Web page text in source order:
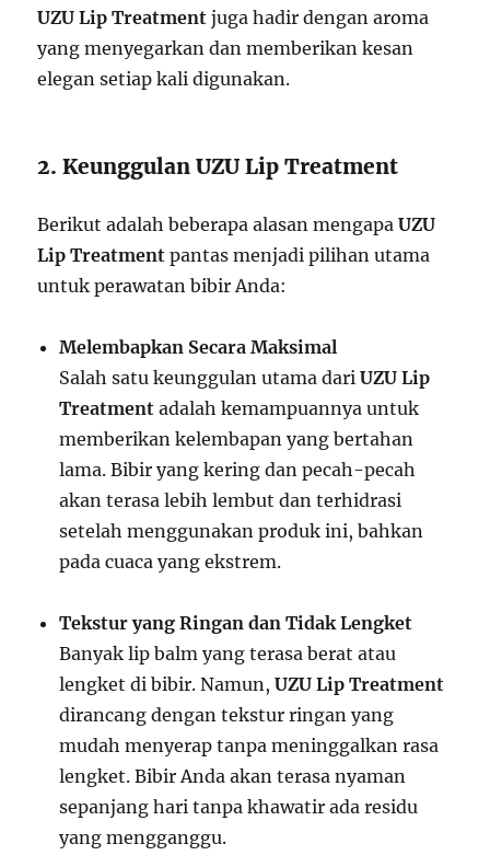
UZU Lip Treatment juga hadir dengan aroma
yang menyegarkan dan memberikan kesan
elegan setiap kali digunakan.
2. Keunggulan UZU Lip Treatment
Berikut adalah beberapa alasan mengapaUZU
Lip Treatment pantas menjadi pilihan utama
untuk perawatan bibir Anda:
Melembapkan Secara Maksimal
Salah satu keunggulan utama dariUZU Lip
Treatment adalah kemampuannya untuk
memberikan kelembapan yang bertahan
lama. Bibir yang kering dan pecah-pecah
akan terasa lebih lembut dan terhidrasi
setelah menggunakan produk ini, bahkan
pada cuaca yang ekstrem.
Tekstur yang Ringan dan Tidak Lengket
Banyak lip balm yang terasa berat atau
lengket di bibir. Namun,UZU Lip Treatment
dirancang dengan tekstur ringan yang
mudah menyerap tanpa meninggalkan rasa
lengket. Bibir Anda akan terasa nyaman
sepanjang hari tanpa khawatir ada residu
yang mengganggu.